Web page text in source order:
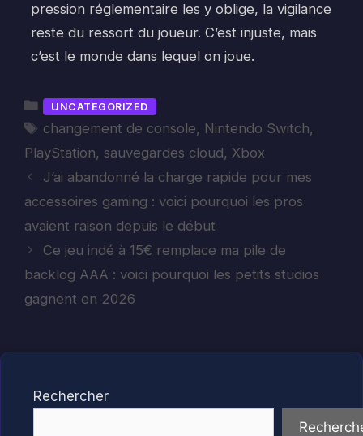
pression réglementaire les y oblige, la vigilance
reste du ressort du joueur. C’est injuste, mais
c’est le monde dans lequel on joue.
Catégories
UNCATEGORIZED
Étiquettes
changement de console, Nintendo Switch,
PlayStation, sauvegardes cloud, Xbox
J’ai abandonné la charge rapide pour mes
accessoires gaming : voici pourquoi les pros
avaient raison depuis le début
Ce jeu indé à 15€ remplace ma pile de
backlog AAA : voici pourquoi les petits studios
gagnent en 2026
Rechercher